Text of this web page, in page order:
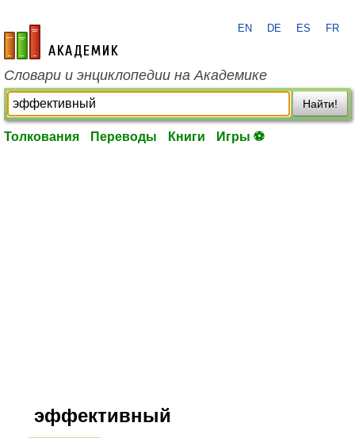
academic.ru
EN DE ES FR
Словари и энциклопедии на Академике
Найти!
Толкования Переводы Книги Игры ⚽
эффективный